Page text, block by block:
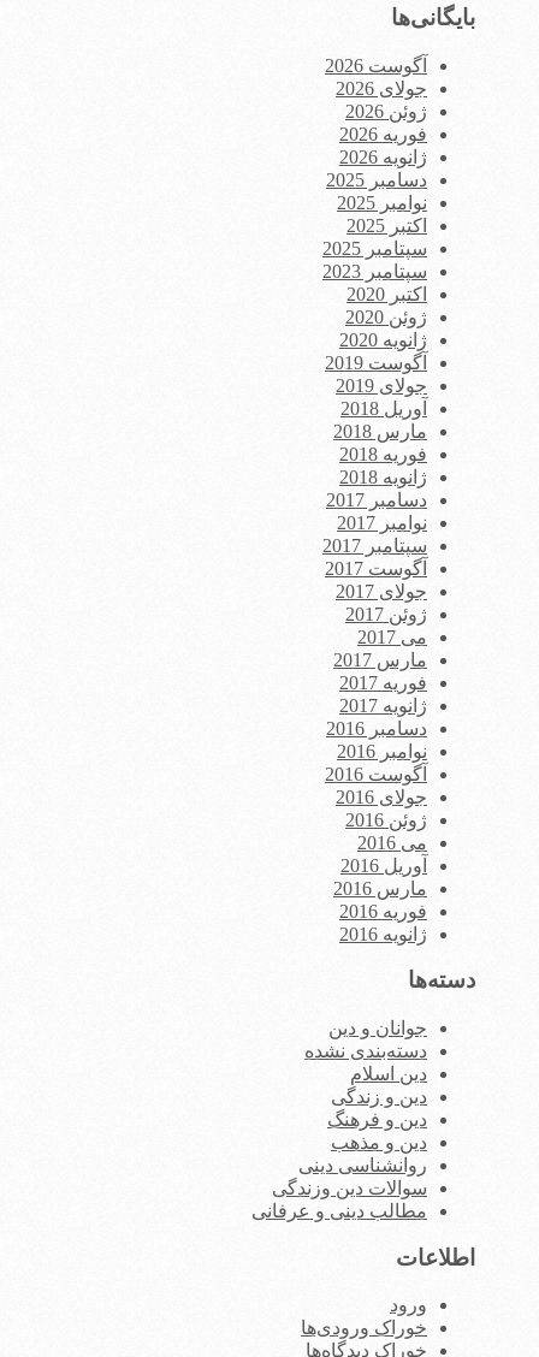
بایگانی‌ها
آگوست 2026
جولای 2026
ژوئن 2026
فوریه 2026
ژانویه 2026
دسامبر 2025
نوامبر 2025
اکتبر 2025
سپتامبر 2025
سپتامبر 2023
اکتبر 2020
ژوئن 2020
ژانویه 2020
آگوست 2019
جولای 2019
آوریل 2018
مارس 2018
فوریه 2018
ژانویه 2018
دسامبر 2017
نوامبر 2017
سپتامبر 2017
آگوست 2017
جولای 2017
ژوئن 2017
می 2017
مارس 2017
فوریه 2017
ژانویه 2017
دسامبر 2016
نوامبر 2016
آگوست 2016
جولای 2016
ژوئن 2016
می 2016
آوریل 2016
مارس 2016
فوریه 2016
ژانویه 2016
دسته‌ها
جوانان و دین
دسته‌بندی نشده
دین اسلام
دین و زندگی
دین و فرهنگ
دین و مذهب
روانشناسی دینی
سوالات دین وزندگی
مطالب دینی و عرفانی
اطلاعات
ورود
خوراک ورودی‌ها
خوراک دیدگاه‌ها